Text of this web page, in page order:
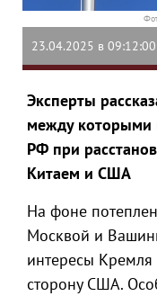
23.04.2025 в 09:12:00
Эксперты
между которыми
РФ при
Китаем и США
На фоне
Москвой и
интересы Кремля
сторону США.